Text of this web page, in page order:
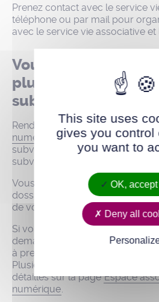
Prenez contact avec le service
téléphone ou par mail pour
avec le service vie associative et
Vous avez déjà fait
plusieurs demandes
subvention
Rendez-vous sur l’Espace
numérique
, pour effectuer
subvention en ligne dans la
subvention ».
Vous recevrez un accusé de
dossier transmis et pourrez
de votre demande.
Si vous rencontrez des difficultés
demande sur l’Espace
à prendre contact avec le service
Plusieurs types
détaillés sur la pageEspace
numérique.
This site uses
gives you control
you want to
OK, accept
Deny all